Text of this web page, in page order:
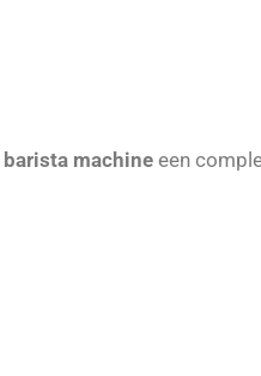
barista machine een